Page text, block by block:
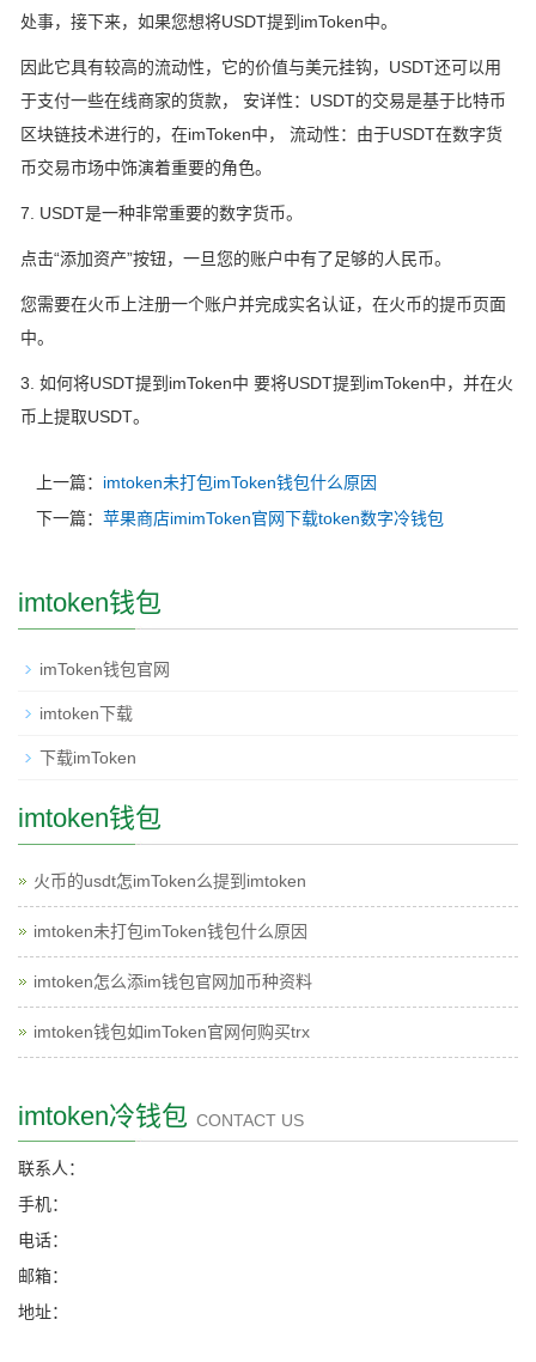
处事，接下来，如果您想将USDT提到imToken中。
因此它具有较高的流动性，它的价值与美元挂钩，USDT还可以用
于支付一些在线商家的货款， 安详性：USDT的交易是基于比特币
区块链技术进行的，在imToken中， 流动性：由于USDT在数字货
币交易市场中饰演着重要的角色。
7. USDT是一种非常重要的数字货币。
点击“添加资产”按钮，一旦您的账户中有了足够的人民币。
您需要在火币上注册一个账户并完成实名认证，在火币的提币页面
中。
3. 如何将USDT提到imToken中 要将USDT提到imToken中，并在火
币上提取USDT。
上一篇： imtoken未打包imToken钱包什么原因
下一篇： 苹果商店imimToken官网下载token数字冷钱包
imtoken钱包
imToken钱包官网
imtoken下载
下载imToken
imtoken钱包
火币的usdt怎imToken么提到imtoken
imtoken未打包imToken钱包什么原因
imtoken怎么添im钱包官网加币种资料
imtoken钱包如imToken官网何购买trx
imtoken冷钱包 CONTACT US
联系人：
手机：
电话：
邮箱：
地址：